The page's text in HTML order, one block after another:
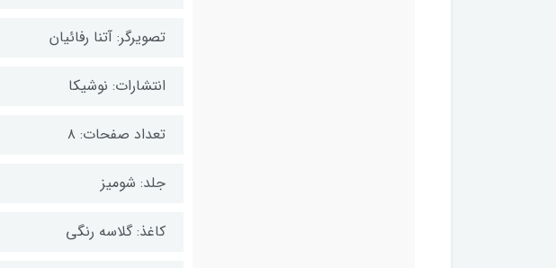
تصویرگر: آتنا رفائیان
انتشارات: نوشیکا
تعداد صفحات: ۸
جلد: شومیز
کاغذ: گلاسه رنگی